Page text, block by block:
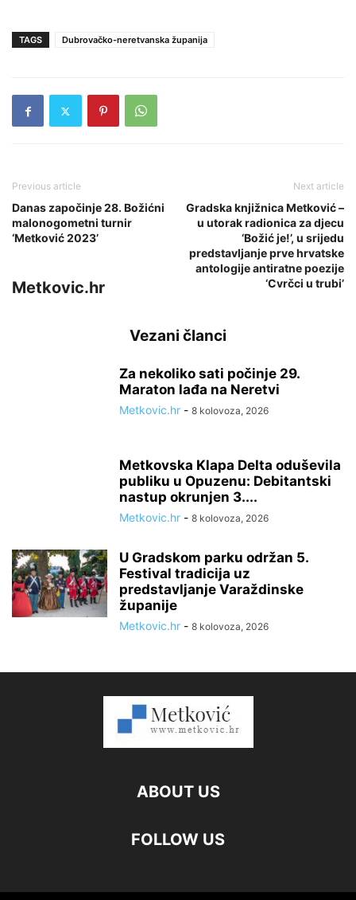
TAGS Dubrovačko-neretvanska županija
Previous article
Danas započinje 28. Božićni
malonogometni turnir
‘Metković 2023’
Next article
Gradska knjižnica Metković –
u utorak radionica za djecu
‘Božić je!’, u srijedu
predstavljanje prve hrvatske
antologije antiratne poezije
‘Cvrčci u trubi’
Metkovic.hr
Vezani članci
Za nekoliko sati počinje 29.
Maraton lađa na Neretvi
Metkovic.hr - 8 kolovoza, 2026
Metkovska Klapa Delta oduševila
publiku u Opuzenu: Debitantski
nastup okrunjen 3....
Metkovic.hr - 8 kolovoza, 2026
U Gradskom parku održan 5.
Festival tradicija uz
predstavljanje Varaždinske
županije
Metkovic.hr - 8 kolovoza, 2026
ABOUT US
FOLLOW US